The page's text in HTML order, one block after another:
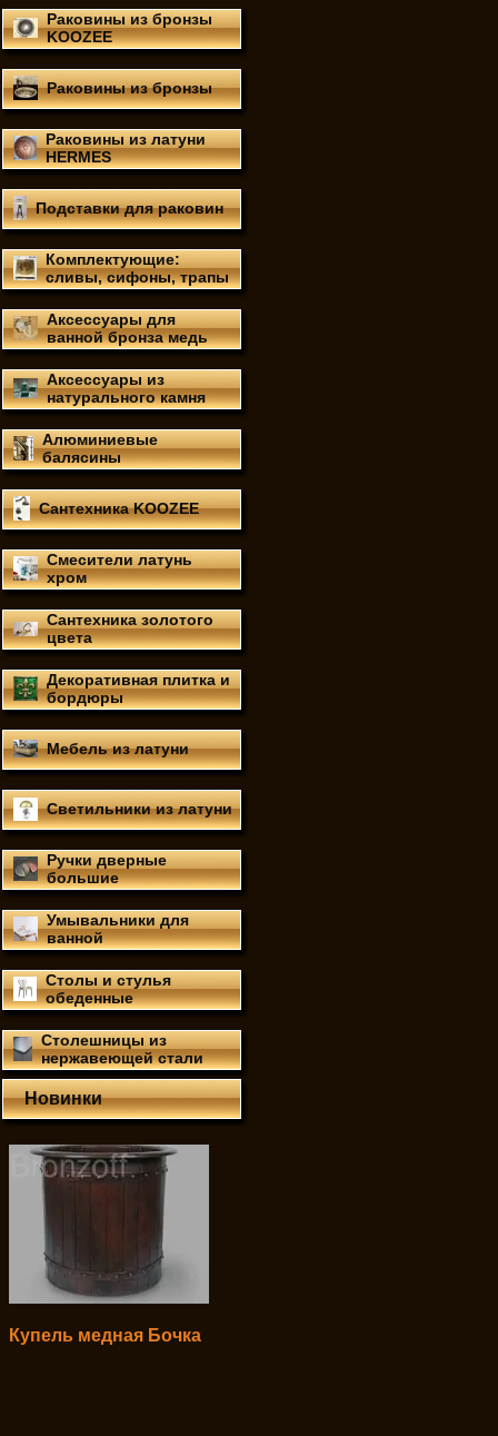
Раковины из бронзы
KOOZEE
Раковины из бронзы
Раковины из латуни
HERMES
Подставки для раковин
Комплектующие:
сливы, сифоны, трапы
Аксессуары для
ванной бронза медь
Аксессуары из
натурального камня
Алюминиевые
балясины
Сантехника KOOZEE
Смесители латунь
хром
Сантехника золотого
цвета
Декоративная плитка и
бордюры
Мебель из латуни
Светильники из латуни
Ручки дверные
большие
Умывальники для
ванной
Столы и стулья
обеденные
Столешницы из
нержавеющей стали
Новинки
Купель медная Бочка